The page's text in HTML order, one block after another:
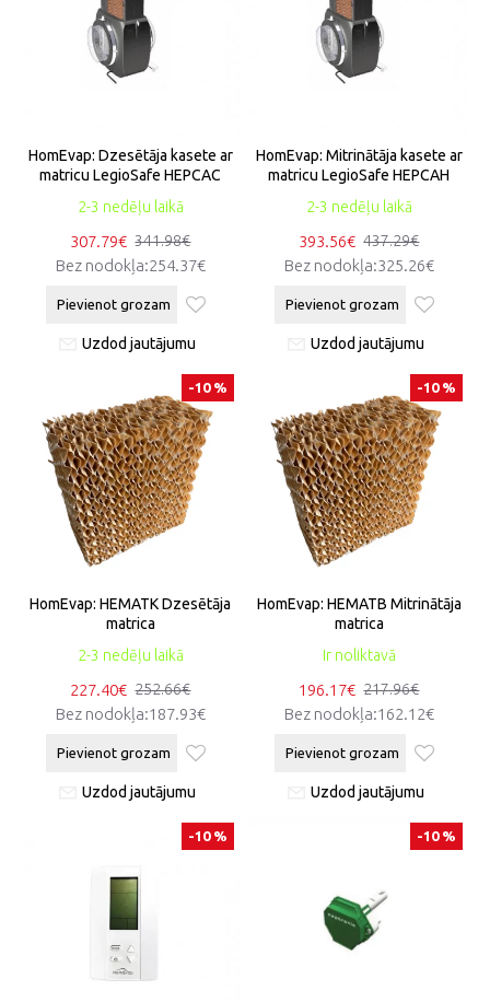
2-3 nedēļu laikā
HomEvap: Dzesētāja kasete ar
matricu LegioSafe HEPCAC
307.79€ 341.98€
Bez nodokļa:254.37€
Pievienot grozam
Uzdod jautājumu
2-3 nedēļu laikā
HomEvap: Mitrinātāja kasete ar
matricu LegioSafe HEPCAH
393.56€ 437.29€
Bez nodokļa:325.26€
Pievienot grozam
Uzdod jautājumu
-10 %
2-3 nedēļu laikā
HomEvap: HEMATK Dzesētāja
matrica
227.40€ 252.66€
Bez nodokļa:187.93€
Pievienot grozam
Uzdod jautājumu
-10 %
Ir noliktavā
HomEvap: HEMATB Mitrinātāja
matrica
196.17€ 217.96€
Bez nodokļa:162.12€
Pievienot grozam
Uzdod jautājumu
-10 % -10 %